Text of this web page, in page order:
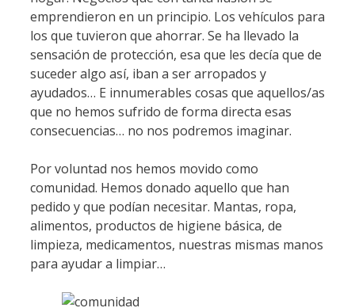
emprendieron en un principio. Los vehículos para
los que tuvieron que ahorrar. Se ha llevado la
sensación de protección, esa que les decía que de
suceder algo así, iban a ser arropados y
ayudados… E innumerables cosas que aquellos/as
que no hemos sufrido de forma directa esas
consecuencias… no nos podremos imaginar.
Por voluntad nos hemos movido como
comunidad. Hemos donado aquello que han
pedido y que podían necesitar. Mantas, ropa,
alimentos, productos de higiene básica, de
limpieza, medicamentos, nuestras mismas manos
para ayudar a limpiar…